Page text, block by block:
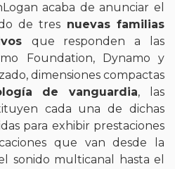
acaba de anunciar el
de tres nuevas familias
que responden a las
Foundation, Dynamo y
dimensiones compactas
de vanguardia, las
cada una de dichas
para exhibir prestaciones
que van desde la
sonido multicanal hasta el